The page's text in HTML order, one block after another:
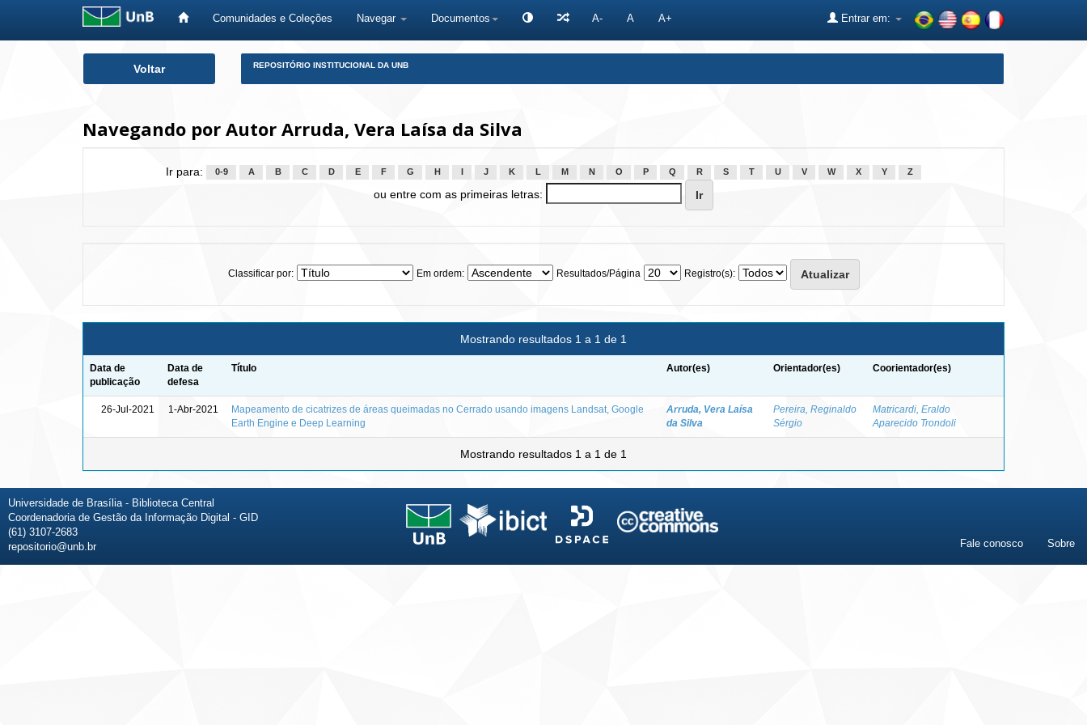
Comunidades e Coleções Navegar Documentos A- A A+ Entrar em:
Voltar REPOSITÓRIO INSTITUCIONAL DA UNB
Navegando por Autor Arruda, Vera Laísa da Silva
Ir para: 0-9 A B C D E F G H J K L M N O P Q R S T U V W X Y Z
ou entre com as primeiras letras:
Classificar por: Em ordem: Resultados/Página Registro(s):
Mostrando resultados 1 a 1 de 1
Data de
publicação
Data de
defesa
Título Autor(es) Orientador(es) Coorientador(es)
26-Jul-2021 1-Abr-2021
Mapeamento de cicatrizes de áreas queimadas no Cerrado usando imagens Landsat, Google
Earth Engine e Deep Learning
Arruda, Vera Laísa
da Silva
Pereira, Reginaldo
Sérgio
Matricardi, Eraldo
Aparecido Trondoli
Mostrando resultados 1 a 1 de 1
Universidade de Brasília - Biblioteca Central
Coordenadoria de Gestão da Informação Digital - GID
(61) 3107-2683
repositorio@unb.br
Fale conosco Sobre